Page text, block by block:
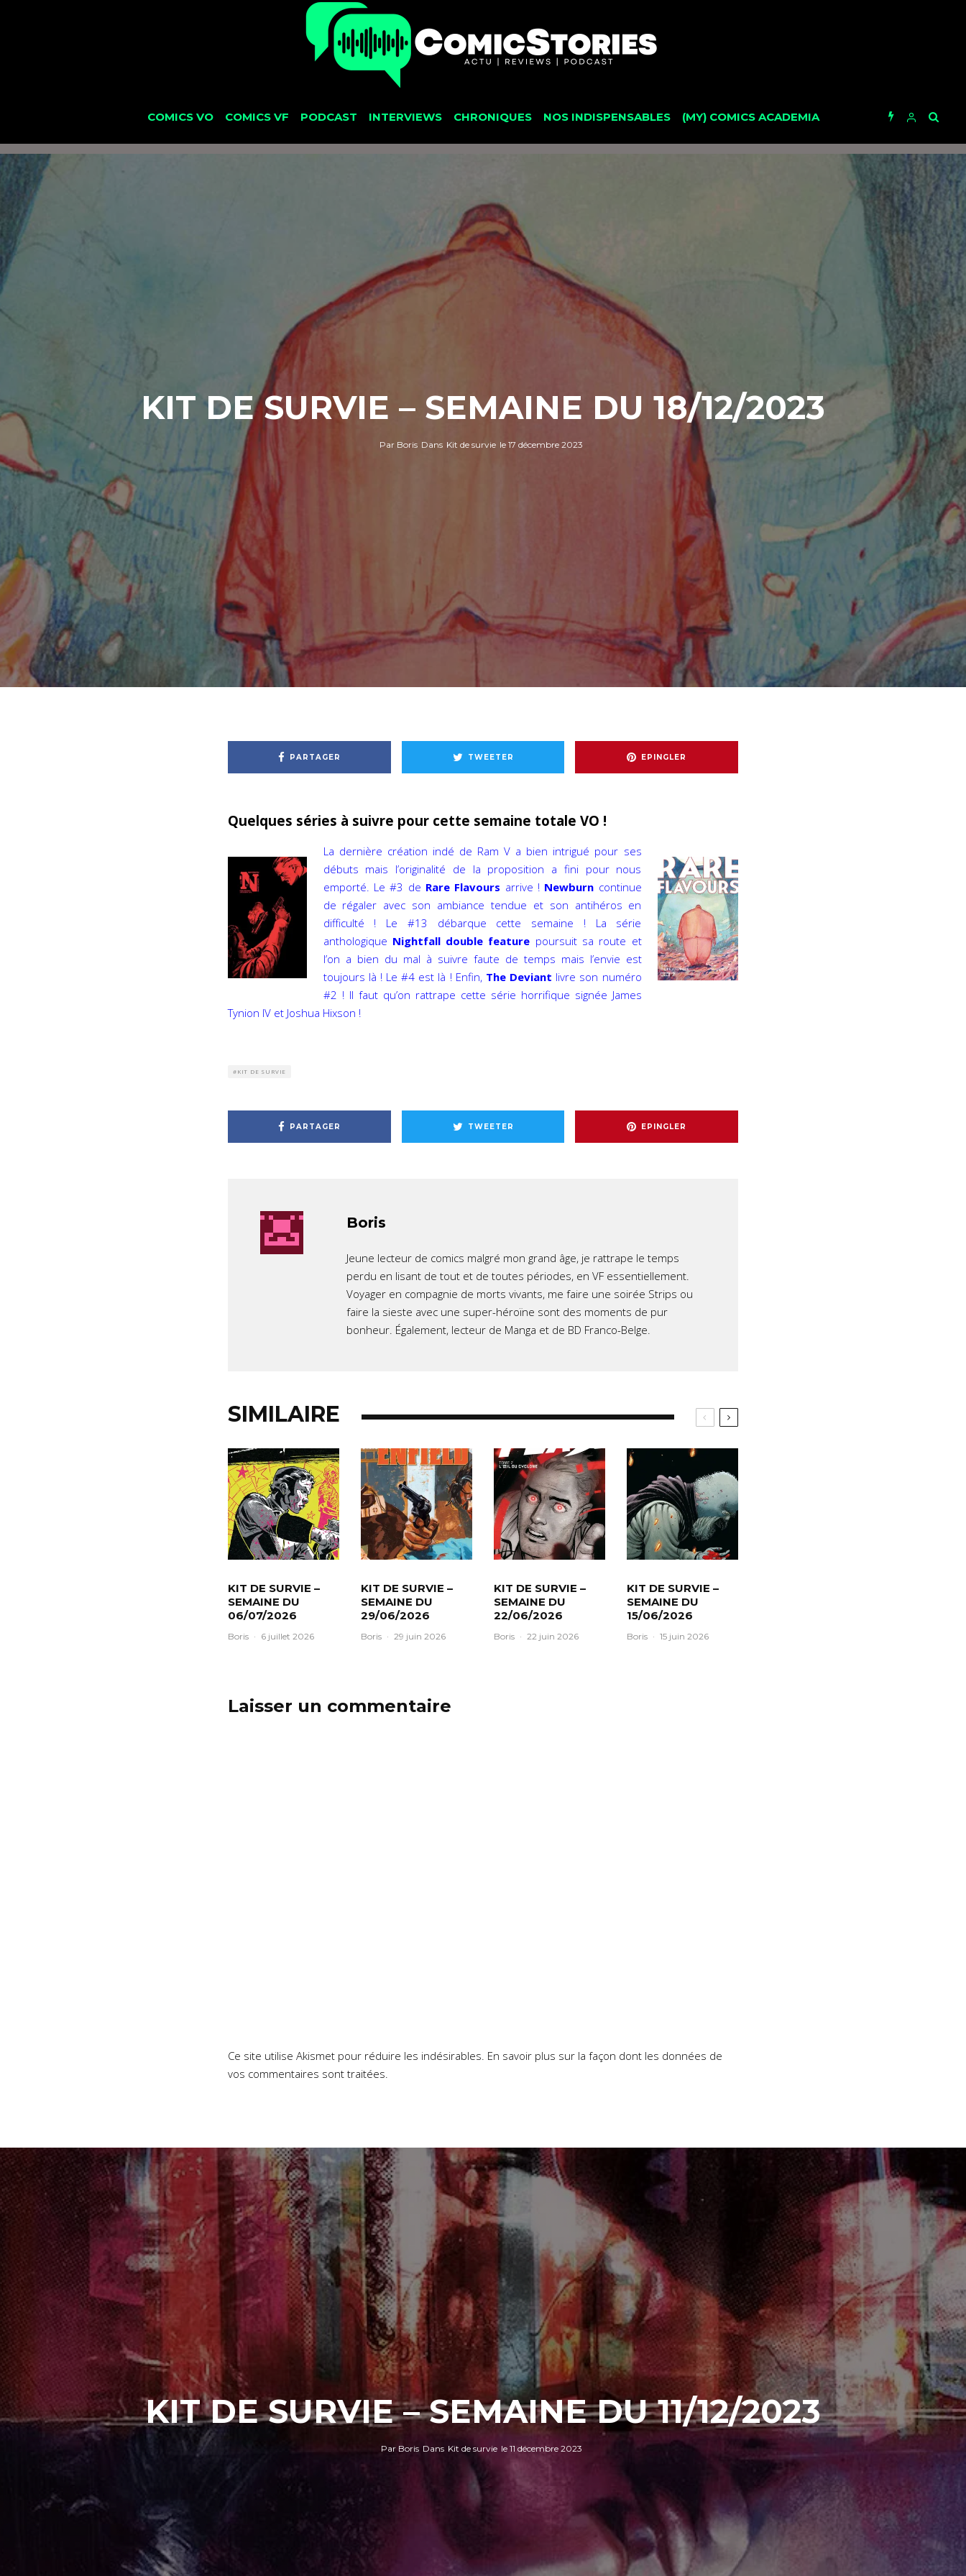
COMICS VO COMICS VF PODCAST INTERVIEWS CHRONIQUES NOS INDISPENSABLES (MY) COMICS ACADEMIA
KIT DE SURVIE – SEMAINE DU 18/12/2023
Par Boris Dans Kit de survie le 17 décembre 2023
PARTAGER TWEETER EPINGLER
Quelques séries à suivre pour cette semaine totale VO !
La dernière création indé de Ram V a bien intrigué pour ses
débuts mais l’originalité de la proposition a fini pour nous
emporté. Le #3 de Rare Flavours arrive ! Newburn continue
de régaler avec son ambiance tendue et son antihéros en
difficulté ! Le #13 débarque cette semaine ! La série
anthologique Nightfall double feature poursuit sa route et
l’on a bien du mal à suivre faute de temps mais l’envie est
toujours là ! Le #4 est là ! Enfin, The Deviant livre son numéro
#2 ! Il faut qu’on rattrape cette série horrifique signée James
Tynion IV et Joshua Hixson !
KIT DE SURVIE
PARTAGER TWEETER EPINGLER
Boris
Jeune lecteur de comics malgré mon grand âge, je rattrape le temps
perdu en lisant de tout et de toutes périodes, en VF essentiellement.
Voyager en compagnie de morts vivants, me faire une soirée Strips ou
faire la sieste avec une super-héroïne sont des moments de pur
bonheur. Également, lecteur de Manga et de BD Franco-Belge.
SIMILAIRE
KIT DE SURVIE –
SEMAINE DU
06/07/2026
Boris · 6 juillet 2026
KIT DE SURVIE –
SEMAINE DU
29/06/2026
Boris · 29 juin 2026
KIT DE SURVIE –
SEMAINE DU
22/06/2026
Boris · 22 juin 2026
KIT DE SURVIE –
SEMAINE DU
15/06/2026
Boris · 15 juin 2026
Laisser un commentaire
Ce site utilise Akismet pour réduire les indésirables. En savoir plus sur la façon dont les données de
vos commentaires sont traitées
KIT DE SURVIE – SEMAINE DU 11/12/2023
Par Boris Dans Kit de survie le 11 décembre 2023